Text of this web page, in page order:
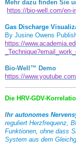
Mehr dazu finden Sie
https://bio-well.com/en-
Gas Discharge
By Jusine Owens
https://
Bio-Well™ Demo
https://
Die HRV-GDV-
Ihr autonomes
reguliert Herzfrequenz,
Funktionen, ohne dass
System aus dem